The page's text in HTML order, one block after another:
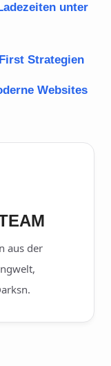
unter
Strategien
Websites
aus der